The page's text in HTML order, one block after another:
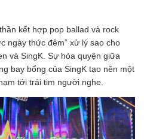
kết hợp pop ballad và rock
ngày thức đêm” xử lý sao cho
và SingK. Sự hòa quyện giữa
bay bổng của SingK tạo nên một
tới trái tim người nghe.